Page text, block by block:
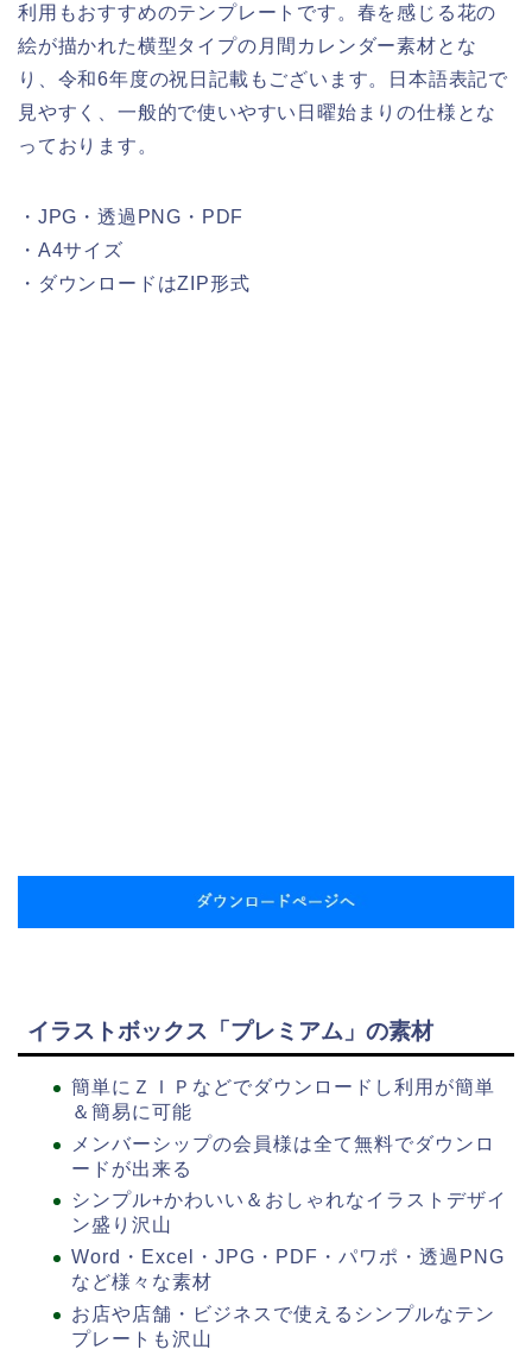
利用もおすすめのテンプレートです。春を感じる花の
絵が描かれた横型タイプの月間カレンダー素材とな
り、令和6年度の祝日記載もございます。日本語表記で
見やすく、一般的で使いやすい日曜始まりの仕様とな
っております。
・JPG・透過PNG・PDF
・A4サイズ
・ダウンロードはZIP形式
イラストボックス「プレミアム」の素材
簡単にＺＩＰなどでダウンロードし利用が簡単
＆簡易に可能
メンバーシップの会員様は全て無料でダウンロ
ードが出来る
シンプル+かわいい＆おしゃれなイラストデザイ
ン盛り沢山
Word・Excel・JPG・PDF・パワポ・透過PNG
など様々な素材
お店や店舗・ビジネスで使えるシンプルなテン
プレートも沢山